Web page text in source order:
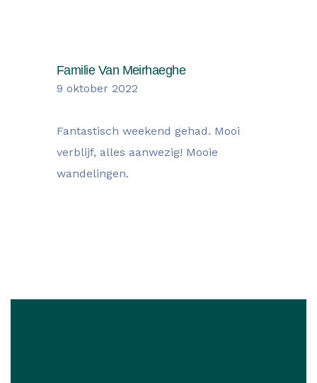
Familie Van Meirhaeghe
9 oktober 2022
Fantastisch weekend gehad. Mooi
verblijf, alles aanwezig! Mooie
wandelingen.